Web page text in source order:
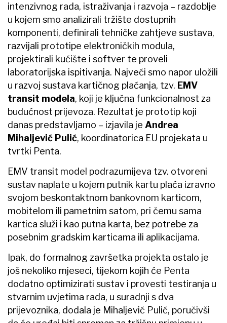
intenzivnog rada, istraživanja i razvoja – razdoblje
u kojem smo analizirali tržište dostupnih
komponenti, definirali tehničke zahtjeve sustava,
razvijali prototipe elektroničkih modula,
projektirali kućište i softver te proveli
laboratorijska ispitivanja. Najveći smo napor uložili
u razvoj sustava kartičnog plaćanja, tzv. EMV
transit modela, koji je ključna funkcionalnost za
budućnost prijevoza. Rezultat je prototip koji
danas predstavljamo – izjavila je Andrea
Mihaljević Pulić, koordinatorica EU projekata u
tvrtki Penta.
EMV transit model podrazumijeva tzv. otvoreni
sustav naplate u kojem putnik kartu plaća izravno
svojom beskontaktnom bankovnom karticom,
mobitelom ili pametnim satom, pri čemu sama
kartica služi i kao putna karta, bez potrebe za
posebnim gradskim karticama ili aplikacijama.
Ipak, do formalnog završetka projekta ostalo je
još nekoliko mjeseci, tijekom kojih će Penta
dodatno optimizirati sustav i provesti testiranja u
stvarnim uvjetima rada, u suradnji s dva
prijevoznika, dodala je Mihaljević Pulić, poručivši